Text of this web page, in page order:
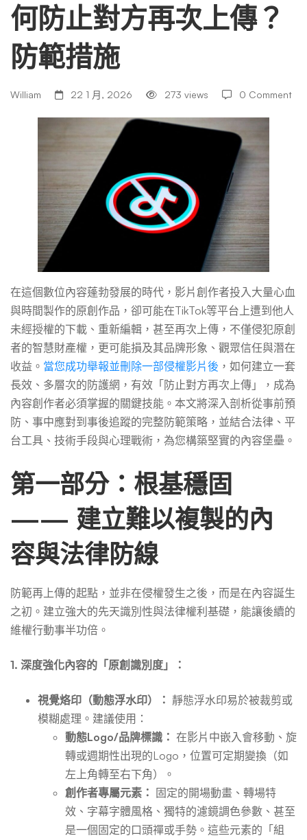
後，
如
何
防
止
對
方
再
次
上
傳？
防
範
措
施
何防止對方再次上傳？
防範措施
William 22 1 月, 2026 273 views 0 Comment
在這個數位內容蓬勃發展的時代，影片創作者投入大量心血
與時間製作的原創作品，卻可能在TikTok等平台上遭到他人
未經授權的下載、重新編輯，甚至再次上傳，不僅侵犯原創
者的智慧財產權，更可能損及其品牌形象、觀眾信任與潛在
收益。 當您成功舉報並刪除一部侵權影片後 ，如何建立一套
長效、多層次的防護網，有效「防止對方再次上傳」，成為
內容創作者必須掌握的關鍵技能。本文將深入剖析從事前預
防、事中應對到事後追蹤的完整防範策略，並結合法律、平
台工具、技術手段與心理戰術，為您構築堅實的內容堡壘。
第一部分：根基穩固
—— 建立難以複製的內
容與法律防線
防範再上傳的起點，並非在侵權發生之後，而是在內容誕生
之初。建立強大的先天識別性與法律權利基礎，能讓後續的
維權行動事半功倍。
1. 深度強化內容的「原創識別度」：
視覺烙印（動態浮水印）： 靜態浮水印易於被裁剪或
模糊處理。建議使用：
動態Logo/品牌標識： 在影片中嵌入會移動、旋
轉或週期性出現的Logo，位置可定期變換（如
左上角轉至右下角）。
創作者專屬元素： 固定的開場動畫、轉場特
效、字幕字體風格、獨特的濾鏡調色參數、甚至
是一個固定的口頭禪或手勢。這些元素的「組